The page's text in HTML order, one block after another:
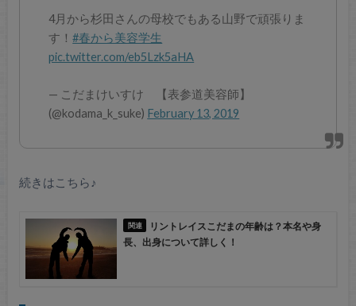
4月から杉田さんの母校でもある山野で頑張りま
す！#春から美容学生
pic.twitter.com/eb5Lzk5aHA
— こだまけいすけ 【表参道美容師】
(@kodama_k_suke) February 13, 2019
続きはこちら♪
リントレイスこだまの年齢は？本名や身
長、出身について詳しく！